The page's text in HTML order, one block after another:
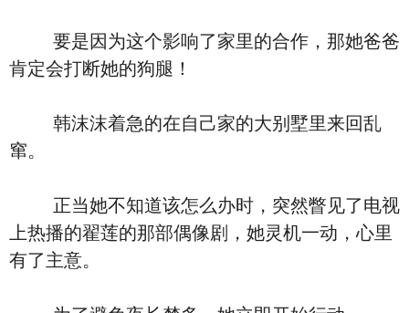
要是因为这个影响了家里的合作，那她爸爸
肯定会打断她的狗腿！
韩沫沫着急的在自己家的大别墅里来回乱
窜。
正当她不知道该怎么办时，突然瞥见了电视
上热播的翟莲的那部偶像剧，她灵机一动，心里
有了主意。